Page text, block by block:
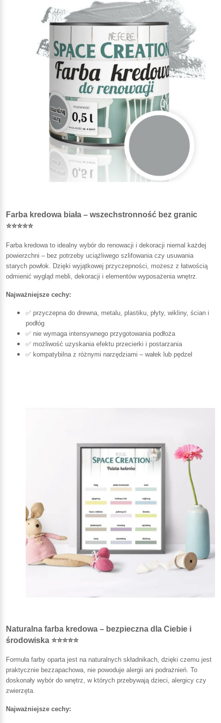
Farba kredowa biała – wszechstronność bez granic
⭐⭐⭐⭐⭐
Farba kredowa to idealny wybór do renowacji i dekoracji niemal każdej
powierzchni – bez potrzeby uciążliwego szlifowania czy usuwania
starych powłok. Dzięki wyjątkowej przyczepności, możesz z łatwością
odmienić wygląd mebli, dekoracji i elementów wyposażenia wnętrz.
Najważniejsze cechy:
✅ przyczepna do drewna, metalu, plastiku, płyty, wikliny, ścian i
podłóg
✅ nie wymaga intensywnego przygotowania podłoża
✅ możliwość uzyskania efektu przecierki i postarzania
✅ kompatybilna z różnymi narzędziami – wałek lub pędzel
Naturalna farba kredowa – bezpieczna dla Ciebie i
środowiska ⭐⭐⭐⭐⭐
Formuła farby oparta jest na naturalnych składnikach, dzięki czemu jest
praktycznie bezzapachowa, nie powoduje alergii ani podrażnień. To
doskonały wybór do wnętrz, w których przebywają dzieci, alergicy czy
zwierzęta.
Najważniejsze cechy: